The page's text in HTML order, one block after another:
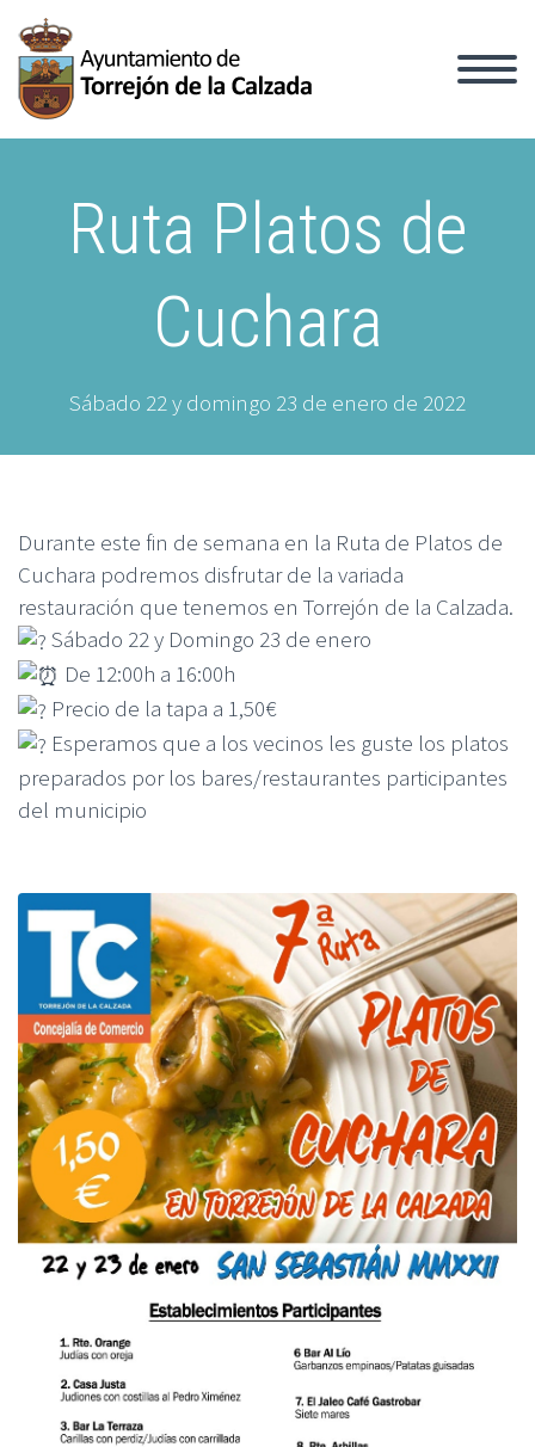
Ruta Platos de
Cuchara
Sábado 22 y domingo 23 de enero de 2022
Durante este fin de semana en la Ruta de Platos de
Cuchara podremos disfrutar de la variada
restauración que tenemos en Torrejón de la Calzada.
Sábado 22 y Domingo 23 de enero
De 12:00h a 16:00h
Precio de la tapa a 1,50€
Esperamos que a los vecinos les guste los platos
preparados por los bares/restaurantes participantes
del municipio